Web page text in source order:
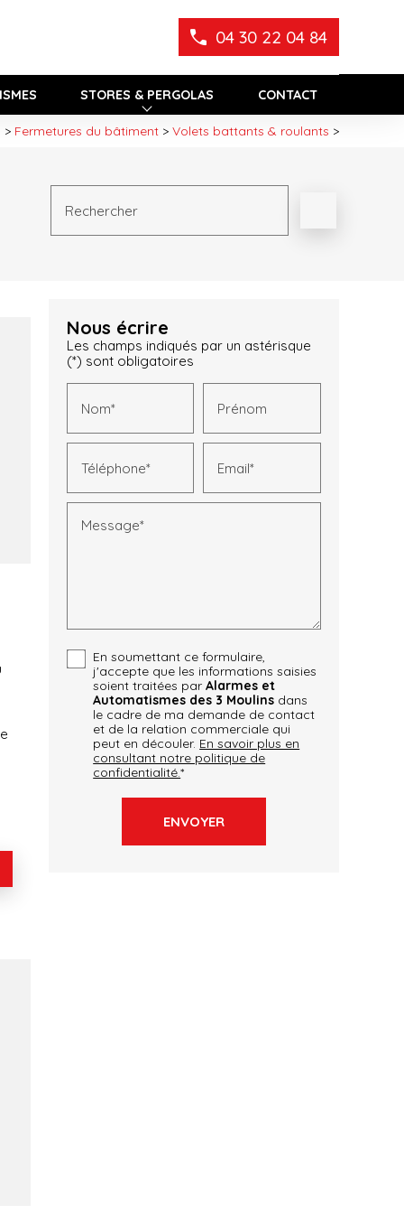
04 30 22 04 84
STORES & PERGOLAS CONTACT
> Fermetures du bâtiment > Volets battants & roulants >
Rechercher
Nous écrire
Les champs indiqués par un astérisque
(*) sont obligatoires
Nom* Prénom
Téléphone* Email*
Message*
En soumettant ce formulaire,
j'accepte que les informations saisies
soient traitées parAlarmes et
Automatismes des 3 Moulins dans
le cadre de ma demande de contact
et de la relation commerciale qui
peut en découler. En savoir plus en
consultant notre politique de
confidentialité.*